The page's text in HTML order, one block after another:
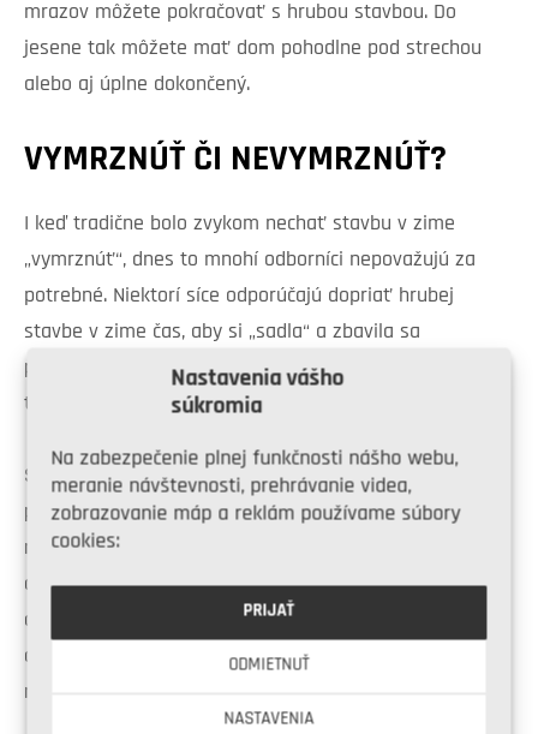
Nastavenia vášho
súkromia
Na zabezpečenie plnej funkčnosti nášho webu,
meranie návštevnosti, prehrávanie videa,
zobrazovanie máp a reklám používame súbory
cookies:
PRIJAŤ
ODMIETNUŤ
NASTAVENIA
mrazov môžete pokračovať s hrubou stavbou. Do
jesene tak môžete mať dom pohodlne pod strechou
alebo aj úplne dokončený.
VYMRZNÚŤ ČI NEVYMRZNÚŤ?
I keď tradične bolo zvykom nechať stavbu v zime
„vymrznúť“, dnes to mnohí odborníci nepovažujú za
potrebné. Niektorí síce odporúčajú dopriať hrubej
stavbe v zime čas, aby si „sadla“ a zbavila sa
prebytočnej vody, iní však upozorňujú, že pri dnešných
technológiách nie je zimná prestávka nutná.
Stavbu nechávame „vymrznúť‘ preto, aby sa ukončili
procesy schnutia a odparila sa voda, ktorá by mohla
neskôr kondenzovať na stenách či medzi izoláciou
a murivom. Dom je teda dobré nechať vymrznúť vtedy,
ak sú použité mokré procesy, ako je klasická malta. Ale
ak murujete z tehál napríklad s technológiou PUR peny,
nie je tzv. vymrznutie potrebné.